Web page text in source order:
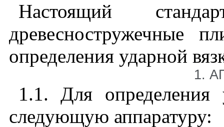
Настоящий
древесностружечные
определения ударной
1.
1.1. Для определения
следующую аппаратуру: